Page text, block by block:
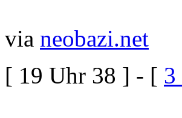
via neobazi.net
[ 19 Uhr 38 ] - [ 3